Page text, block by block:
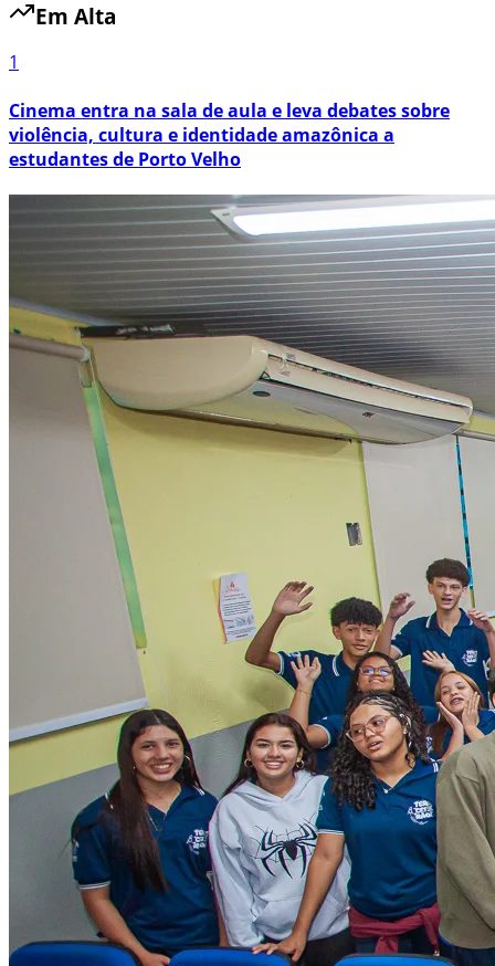
Em Alta
1
Cinema entra na sala de aula e leva debates sobre
violência, cultura e identidade amazônica a
estudantes de Porto Velho